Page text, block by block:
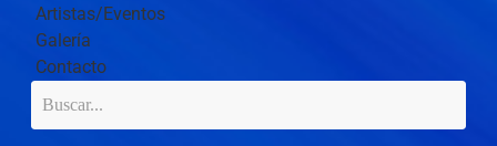
Artistas/Eventos
Galería
Contacto